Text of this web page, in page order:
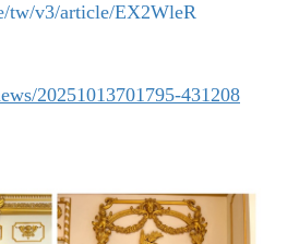
tw/v3/article/EX2WleR
20251013701795-431208